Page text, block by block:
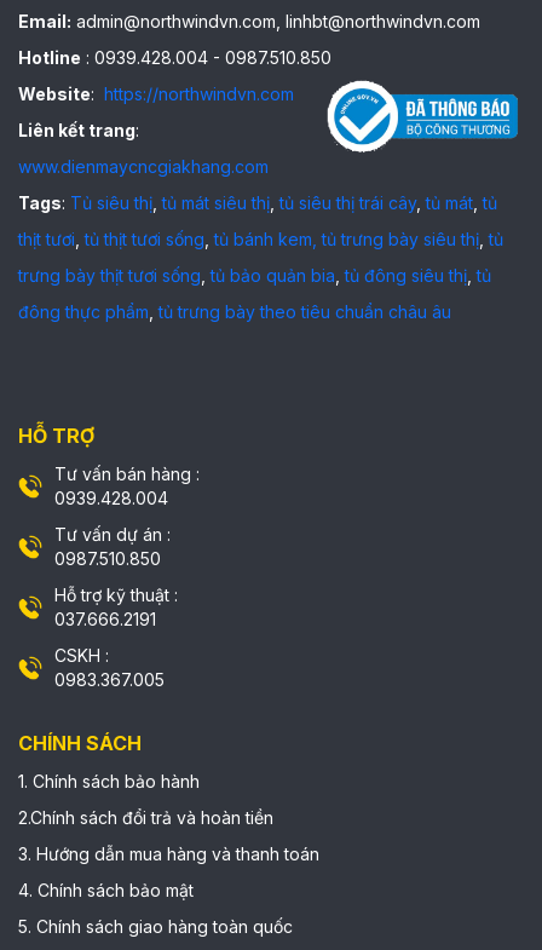
Email: admin@northwindvn.com, linhbt@northwindvn.com
Hotline : 0939.428.004 - 0987.510.850
Website: https://northwindvn.com
Liên kết trang:
www.dienmaycncgiakhang.com
Tags: Tủ siêu thị ,tủ mát siêu thị ,tủ siêu thị trái cây,tủ mát ,tủ
thịt tươi ,tủ thịt tươi sống tủ bánh kem, tủ trưng bày siêu thị ,tủ
trưng bày thịt tươi sống ,tủ bảo quản bia ,tủ đông siêu thị ,tủ
đông thực phẩm ,tủ trưng bày theo tiêu chuẩn châu âu
HỖ TRỢ
Tư vấn bán hàng :
0939.428.004
Tư vấn dự án :
0987.510.850
Hỗ trợ kỹ thuật :
037.666.2191
CSKH :
0983.367.005
CHÍNH SÁCH
1. Chính sách bảo hành
2.Chính sách đổi trả và hoàn tiền
3. Hướng dẫn mua hàng và thanh toán
4. Chính sách bảo mật
5. Chính sách giao hàng toàn quốc